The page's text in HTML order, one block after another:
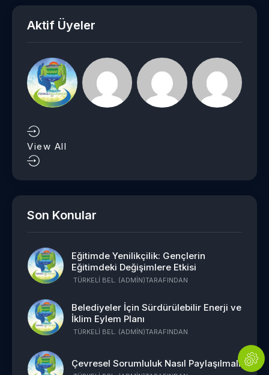
Aktif Üyeler
View All
Son Konular
Eğitimde Yenilikçilik: Gençlerin
Eğitimdeki Değişimlere Etkisi
TÜRKELI BEL. (ADMIN)TARAFINDAN
Belediyeler İçin Sürdürülebilir Enerji ve
İklim Eylem Planı
TÜRKELI BEL. (ADMIN)TARAFINDAN
Çevresel Sorumluluk Nasıl Paylaşılmalı